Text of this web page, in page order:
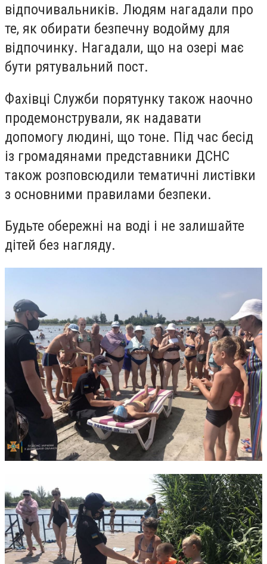
відпочивальників. Людям нагадали про
те, як обирати безпечну водойму для
відпочинку. Нагадали, що на озері має
бути рятувальний пост.
Фахівці Служби порятунку також наочно
продемонстрували, як надавати
допомогу людині, що тоне. Під час бесід
із громадянами представники ДСНС
також розповсюдили тематичні листівки
з основними правилами безпеки.
Будьте обережні на воді і не залишайте
дітей без нагляду.